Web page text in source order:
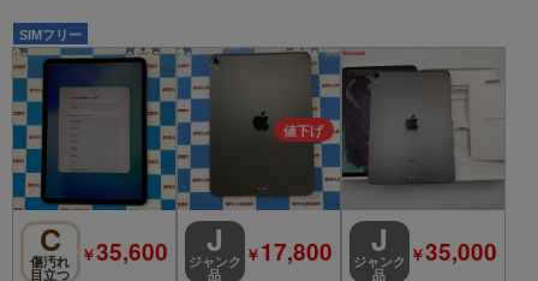
SIMフリー
C
傷汚れ
目立つ
￥35,600 J
ジャンク
品
￥17,800 J
ジャンク
品
￥35,000